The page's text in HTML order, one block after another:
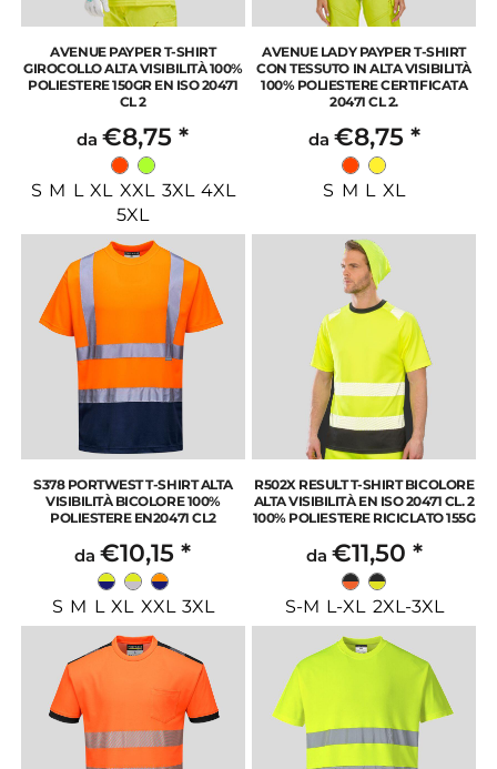
AVENUE PAYPER T-SHIRT
GIROCOLLO ALTA VISIBILITÀ 100%
POLIESTERE 150GR EN ISO 20471
CL 2
da€8,75*
S M L XL XXL 3XL 4XL
5XL
AVENUE LADY PAYPER T-SHIRT
CON TESSUTO IN ALTA VISIBILITÀ
100% POLIESTERE CERTIFICATA
20471 CL 2.
da €8,75 *
S M L XL
S378 PORTWEST T-SHIRT ALTA
VISIBILITÀ BICOLORE 100%
POLIESTERE EN20471 CL2
da€10,15*
S M L XL XXL 3XL
R502X RESULT T-SHIRT BICOLORE
ALTA VISIBILITÀ EN ISO 20471 CL. 2
100% POLIESTERE RICICLATO 155G
da €11,50 *
S-M L-XL 2XL-3XL